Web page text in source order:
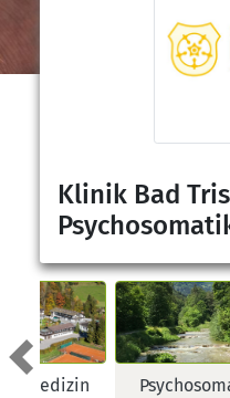
Klinik Bad
zurück